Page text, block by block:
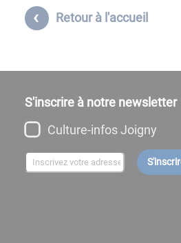
Retour à l'accueil
S'inscrire à notre newsletter
Culture-infos Joigny